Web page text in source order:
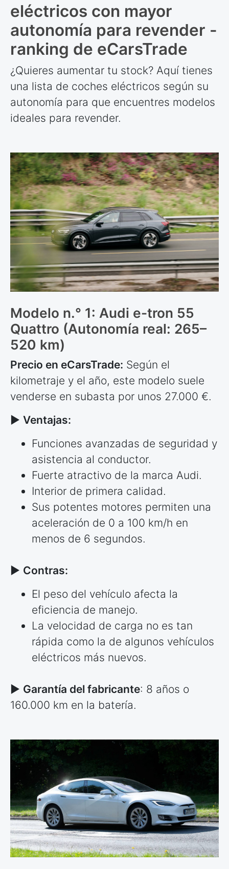
eléctricos con mayor
autonomía para revender -
ranking de eCarsTrade
¿Quieres aumentar tu stock? Aquí tienes
una lista de coches eléctricos según su
autonomía para que encuentres modelos
ideales para revender.
Modelo n.° 1: Audi e-tron 55
Quattro (Autonomía real: 265–
520 km)
Precio en eCarsTrade: Según el
kilometraje y el año, este modelo suele
venderse en subasta por unos 27.000 €.
► Ventajas:
Funciones avanzadas de seguridad y
asistencia al conductor.
Fuerte atractivo de la marca Audi.
Interior de primera calidad.
Sus potentes motores permiten una
aceleración de 0 a 100 km/h en
menos de 6 segundos.
► Contras:
El peso del vehículo afecta la
eficiencia de manejo.
La velocidad de carga no es tan
rápida como la de algunos vehículos
eléctricos más nuevos.
► Garantía del fabricante: 8 años o
160.000 km en la batería.